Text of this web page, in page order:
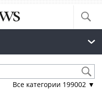
Все категории 199002 ▼